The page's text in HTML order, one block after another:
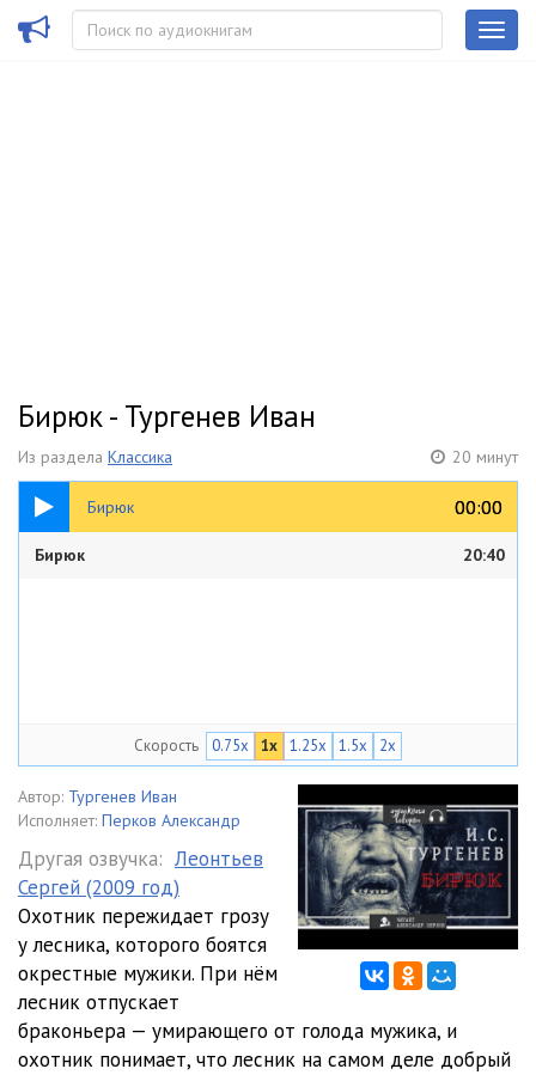
Бирюк - Тургенев Иван
Из раздела Классика 20 минут
Бирюк 00:00
00:00
20:40
Бирюк 20:40
Скорость 0.75x 1x 1.25x 1.5x 2x
Автор: Тургенев Иван
Исполняет: Перков Александр
Другая озвучка: Леонтьев
Сергей (2009 год)
Охотник пережидает грозу
у лесника, которого боятся
окрестные мужики. При нём
лесник отпускает
браконьера — умирающего от голода мужика, и
охотник понимает, что лесник на самом деле добрый